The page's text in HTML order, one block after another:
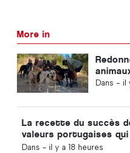
More in
Dans - il
La recette du succès
valeurs portugaises
d'inspiration pour tout
Dans - il y a 18 heures